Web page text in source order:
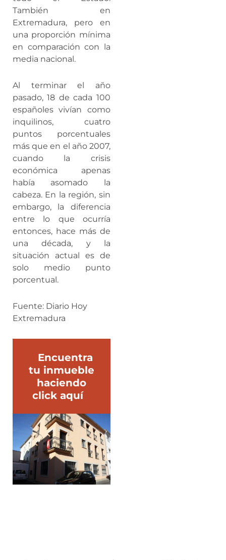
También en
Extremadura, pero en
una proporción mínima
en comparación con la
media nacional.
Al terminar el año
pasado, 18 de cada 100
españoles vivían como
inquilinos, cuatro
puntos porcentuales
más que en el año 2007,
cuando la crisis
económica apenas
había asomado la
cabeza. En la región, sin
embargo, la diferencia
entre lo que ocurría
entonces, hace más de
una década, y la
situación actual es de
solo medio punto
porcentual.
Fuente: Diario Hoy
Extremadura
Encuentra
tu inmueble
haciendo
click aquí